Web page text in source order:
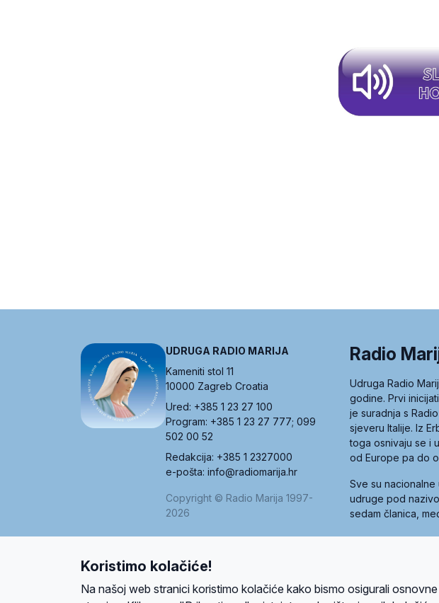
UDRUGA RADIO MARIJA
Kameniti stol 11
10000 Zagreb Croatia
Ured: +385 1 23 27 100
Program: +385 1 23 27 777; 099
502 00 52
Redakcija: +385 1 2327000
e-pošta: info@radiomarija.hr
Copyright © Radio Marija 1997-
2026
Radio
Udruga Radio
godine. Prvi
je suradnja s
sjeveru Italije. Iz
toga osnivaju se i
od Europe pa do
Sve su
udruge pod
sedam članica,
Ova stranica je zaštićena Google reCAPTCHA sustavom
Koristimo kolačiće!
Na našoj web stranici koristimo kolačiće kako bismo osigurali